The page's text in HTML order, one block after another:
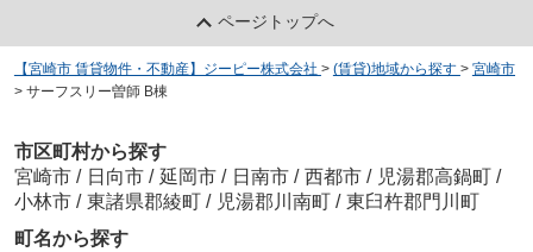
ページトップへ
【宮崎市 賃貸物件・不動産】ジーピー株式会社 > (賃貸)地域から探す > 宮崎市
> サーフスリー曽師 B棟
市区町村から探す
宮崎市 / 日向市 / 延岡市 / 日南市 / 西都市 / 児湯郡高鍋町
/
小林市 / 東諸県郡綾町 / 児湯郡川南町 / 東臼杵郡門川町
町名から探す